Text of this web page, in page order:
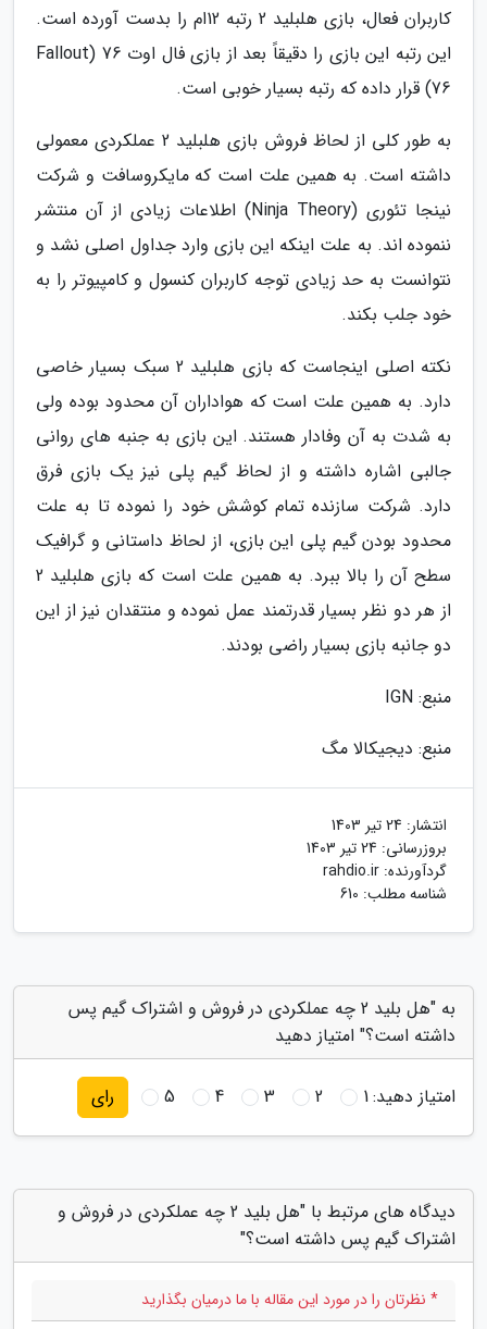
کاربران فعال، بازی هلبلید 2 رتبه 12ام را بدست آورده است.
این رتبه این بازی را دقیقاً بعد از بازی فال اوت 76 (Fallout
76) قرار داده که رتبه بسیار خوبی است.
به طور کلی از لحاظ فروش بازی هلبلید 2 عملکردی معمولی
داشته است. به همین علت است که مایکروسافت و شرکت
نینجا تئوری (Ninja Theory) اطلاعات زیادی از آن منتشر
ننموده اند. به علت اینکه این بازی وارد جداول اصلی نشد و
نتوانست به حد زیادی توجه کاربران کنسول و کامپیوتر را به
خود جلب بکند.
نکته اصلی اینجاست که بازی هلبلید 2 سبک بسیار خاصی
دارد. به همین علت است که هواداران آن محدود بوده ولی
به شدت به آن وفادار هستند. این بازی به جنبه های روانی
جالبی اشاره داشته و از لحاظ گیم پلی نیز یک بازی فرق
دارد. شرکت سازنده تمام کوشش خود را نموده تا به علت
محدود بودن گیم پلی این بازی، از لحاظ داستانی و گرافیک
سطح آن را بالا ببرد. به همین علت است که بازی هلبلید 2
از هر دو نظر بسیار قدرتمند عمل نموده و منتقدان نیز از این
دو جانبه بازی بسیار راضی بودند.
منبع: IGN
منبع: دیجیکالا مگ
انتشار: 24 تیر 1403
بروزرسانی: 24 تیر 1403
گردآورنده: rahdio.ir
شناسه مطلب: 610
به "هل بلید 2 چه عملکردی در فروش و اشتراک گیم پس
داشته است؟" امتیاز دهید
امتیاز دهید:1
2
3
4
5 رای
دیدگاه های مرتبط با "هل بلید 2 چه عملکردی در فروش و
اشتراک گیم پس داشته است؟"
* نظرتان را در مورد این مقاله با ما درمیان بگذارید